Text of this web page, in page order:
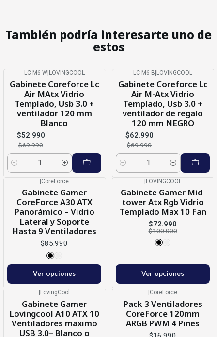
También podría interesarte uno de
estos
LC-M6-W| LOVINGCOOL
Gabinete Coreforce Lc
Air MAtx Vidrio
Templado, Usb 3.0 +
ventilador 120 mm
Blanco
$52.990
$69.990
Cantidad
LC-M6-B LOVINGCOOL
Gabinete Coreforce Lc
Air M-Atx Vidrio
Templado, Usb 3.0 +
ventilador de regalo
120 mm NEGRO
$62.990
$69.990
Cantidad
|CoreForce
Gabinete Gamer
CoreForce A30 ATX
Panorámico – Vidrio
Lateral y Soporte
Hasta 9 Ventiladores
$85.990
Ver opciones
|LOVINGCOOL
Gabinete Gamer Mid-
tower Atx Rgb Vidrio
Templado Max 10 Fan
$72.990
$100.000
Ver opciones
LovingCool
Gabinete Gamer
Lovingcool A10 ATX 10
Ventiladores maximo
USB 3.0– Blanco o
CoreForce
Pack 3 Ventiladores
CoreForce 120mm
ARGB PWM 4 Pines